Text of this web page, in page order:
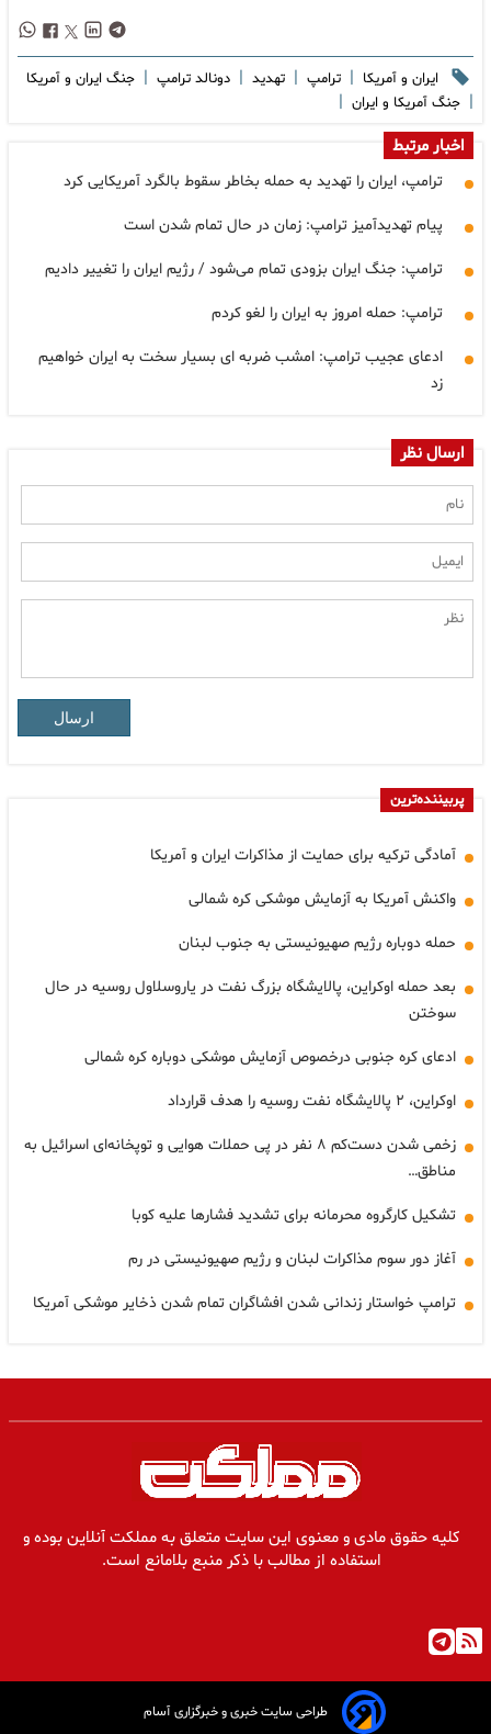
ایران و آمریکا | ترامپ | تهدید | دونالد ترامپ | جنگ ایران و آمریکا
| جنگ آمریکا و ایران |
اخبار مرتبط
ترامپ، ایران را تهدید به حمله بخاطر سقوط بالگرد آمریکایی کرد
پیام تهدیدآمیز ترامپ: زمان در حال تمام شدن است
ترامپ: جنگ ایران بزودی تمام می‌شود / رژیم ایران را تغییر دادیم
ترامپ: حمله امروز به ایران را لغو کردم
ادعای عجیب ترامپ: امشب ضربه ای بسیار سخت به ایران خواهیم
زد
ارسال نظر
ارسال
پربیننده‌ترین
آمادگی ترکیه برای حمایت از مذاکرات ایران و آمریکا
واکنش آمریکا به آزمایش موشکی کره شمالی
حمله دوباره رژیم صهیونیستی به جنوب لبنان
بعد حمله اوکراین، پالایشگاه بزرگ نفت در یاروسلاول روسیه در حال
سوختن
ادعای کره جنوبی درخصوص آزمایش موشکی دوباره کره شمالی
اوکراین، ۲ پالایشگاه نفت روسیه را هدف قرارداد
زخمی شدن دست‌کم ۸ نفر در پی حملات هوایی و توپخانه‌ای اسرائیل به
مناطق…
تشکیل کارگروه محرمانه برای تشدید فشارها علیه کوبا
آغاز دور سوم مذاکرات لبنان و رژیم صهیونیستی در رم
ترامپ خواستار زندانی شدن افشاگران تمام شدن ذخایر موشکی آمریکا
کلیه حقوق مادی و معنوی این سایت متعلق به مملکت آنلاین بوده و
استفاده از مطالب با ذکر منبع بلامانع است.
طراحی سایت خبری و خبرگزاری آسام